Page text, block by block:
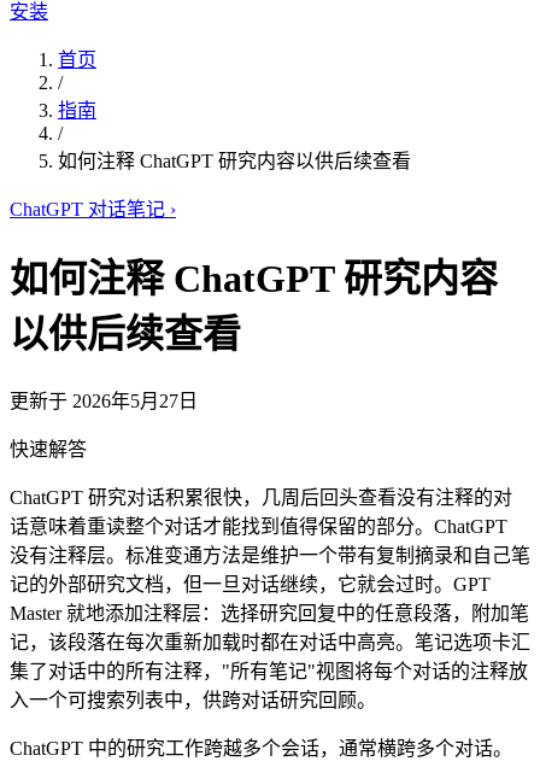
安装
首页
/
指南
/
如何注释 ChatGPT 研究内容以供后续查看
ChatGPT 对话笔记 ›
如何注释 ChatGPT 研究内容
以供后续查看
更新于 2026年5月27日
快速解答
ChatGPT 研究对话积累很快，几周后回头查看没有注释的对
话意味着重读整个对话才能找到值得保留的部分。ChatGPT
没有注释层。标准变通方法是维护一个带有复制摘录和自己笔
记的外部研究文档，但一旦对话继续，它就会过时。GPT
Master 就地添加注释层：选择研究回复中的任意段落，附加笔
记，该段落在每次重新加载时都在对话中高亮。笔记选项卡汇
集了对话中的所有注释，"所有笔记"视图将每个对话的注释放
入一个可搜索列表中，供跨对话研究回顾。
ChatGPT 中的研究工作跨越多个会话，通常横跨多个对话。